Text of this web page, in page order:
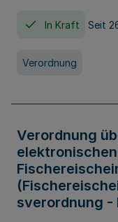
In Kraft Seit
Verordnung
Verordnung
sverordnung -